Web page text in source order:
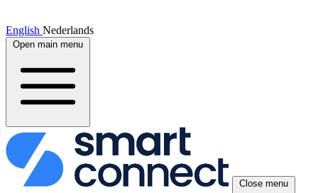
English Nederlands
Open main menu
Close menu